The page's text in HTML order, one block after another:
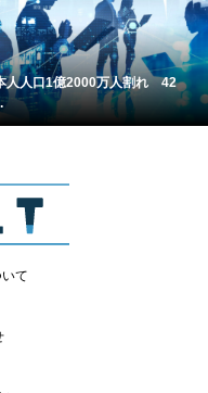
人人口1億2000万人割れ 42
て